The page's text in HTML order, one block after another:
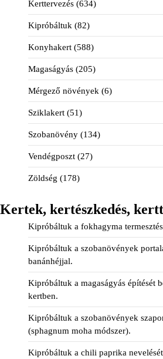
Kerttervezés (634)
Kipróbáltuk (82)
Konyhakert (588)
Magaságyás (205)
Mérgező növények (6)
Sziklakert (51)
Szobanövény (134)
Vendégposzt (27)
Zöldség (178)
Kertek, kertészkedés,
Kipróbáltuk a fokhagyma
Kipróbáltuk a szobanövények
banánhéjjal.
Kipróbáltuk a magaságyás építését
kertben.
Kipróbáltuk a szobanövények
(sphagnum moha módszer).
Kipróbáltuk a chili paprika